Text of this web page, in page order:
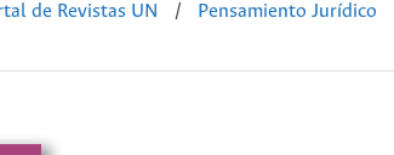
de Revistas UN / Pensamiento Jurídico